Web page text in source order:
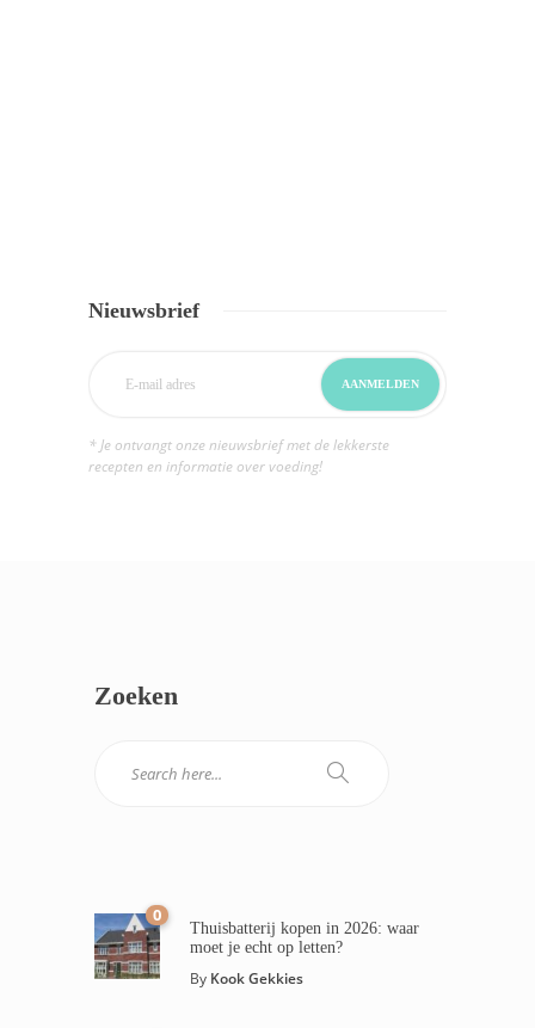
Nieuwsbrief
* Je ontvangt onze nieuwsbrief met de lekkerste
recepten en informatie over voeding!
Zoeken
0
Thuisbatterij kopen in 2026: waar
moet je echt op letten?
By Kook Gekkies